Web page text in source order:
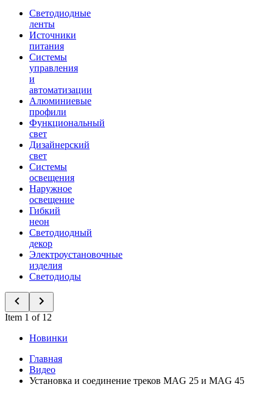
Светодиодные
ленты
Источники
питания
Системы
управления
и
автоматизации
Алюминиевые
профили
Функциональный
свет
Дизайнерский
свет
Системы
освещения
Наружное
освещение
Гибкий
неон
Светодиодный
декор
Электроустановочные
изделия
Светодиоды
Item 1 of 12
Новинки
Главная
Видео
Установка и соединение треков MAG 25 и MAG 45